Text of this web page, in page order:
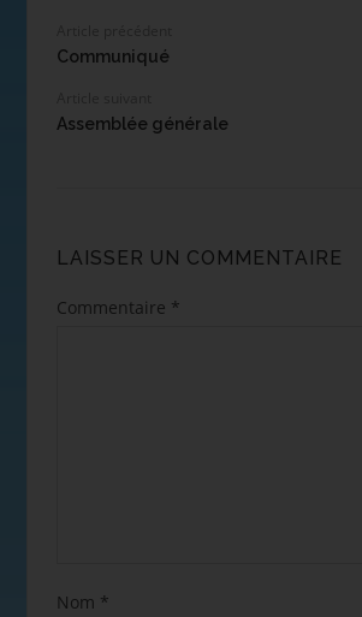
Communiqué
Assemblée générale
LAISSER UN COMMENTAIRE
Commentaire *
Nom *